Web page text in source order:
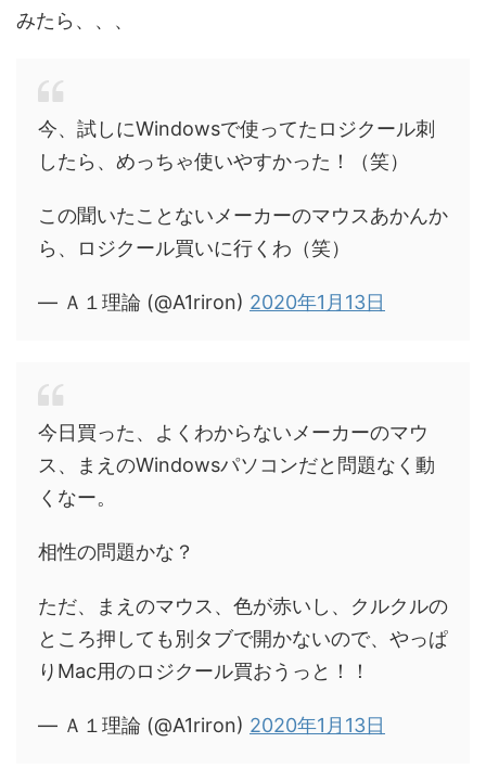
みたら、、、
今、試しにWindowsで使ってたロジクール刺
したら、めっちゃ使いやすかった！（笑）
この聞いたことないメーカーのマウスあかんか
ら、ロジクール買いに行くわ（笑）
— Ａ１理論 (@A1riron) 2020年1月13日
今日買った、よくわからないメーカーのマウ
ス、まえのWindowsパソコンだと問題なく動
くなー。
相性の問題かな？
ただ、まえのマウス、色が赤いし、クルクルの
ところ押しても別タブで開かないので、やっぱ
りMac用のロジクール買おうっと！！
— Ａ１理論 (@A1riron) 2020年1月13日